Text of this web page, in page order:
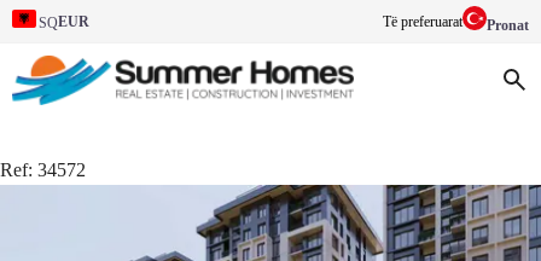
SQEUR Të preferuarat Pronat
Ref: 34572